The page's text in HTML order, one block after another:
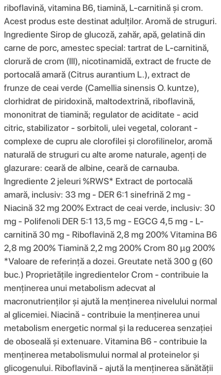
riboflavină, vitamina B6, tiamină, L-carnitină și crom.
Acest produs este destinat adulților. Aromă de struguri.
Ingrediente Sirop de glucoză, zahăr, apă, gelatină din
carne de porc, amestec special: tartrat de L-carnitină,
clorură de crom (III), nicotinamidă, extract de fructe de
portocală amară (Citrus aurantium L.), extract de
frunze de ceai verde (Camellia sinensis O. kuntze),
clorhidrat de piridoxină, maltodextrină, riboflavină,
mononitrat de tiamină; regulator de aciditate - acid
citric, stabilizator - sorbitoli, ulei vegetal, colorant -
complexe de cupru ale clorofilei și clorofilinelor, aromă
naturală de struguri cu alte arome naturale, agenți de
glazurare: ceară de albine, ceară de carnauba.
Ingrediente 2 jeleuri %RWS* Extract de portocală
amară, inclusiv: 33 mg - DER 6:1 sinefrină 2 mg -
Niacină 32 mg 200% Extract de ceai verde, inclusiv: 30
mg - Polifenoli DER 5:1 13,5 mg - EGCG 4,5 mg - L-
carnitină 30 mg - Riboflavină 2,8 mg 200% Vitamina B6
2,8 mg 200% Tiamină 2,2 mg 200% Crom 80 µg 200%
*Valoare de referință a dozei. Greutate netă 300 g (60
buc.) Proprietățile ingredientelor Crom - contribuie la
menținerea unui metabolism adecvat al
macronutrienților și ajută la menținerea nivelului normal
al glicemiei. Niacină - contribuie la menținerea unui
metabolism energetic normal și la reducerea senzației
de oboseală și extenuare. Vitamina B6 - contribuie la
menținerea metabolismului normal al proteinelor și
glicogenului. Riboflavină - ajută la menținerea sănătății